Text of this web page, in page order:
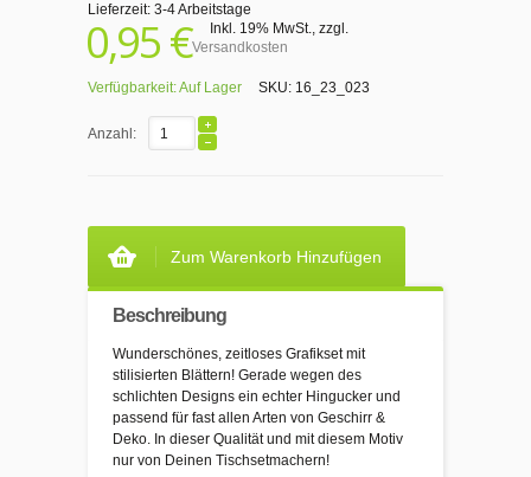
Lieferzeit: 3-4 Arbeitstage
0,95 € Inkl. 19% MwSt., zzgl.
Versandkosten
Verfügbarkeit:Auf Lager SKU: 16_23_023
Anzahl:
Zum Warenkorb Hinzufügen
Beschreibung
Wunderschönes, zeitloses Grafikset mit
stilisierten Blättern! Gerade wegen des
schlichten Designs ein echter Hingucker und
passend für fast allen Arten von Geschirr &
Deko. In dieser Qualität und mit diesem Motiv
nur von Deinen Tischsetmachern!